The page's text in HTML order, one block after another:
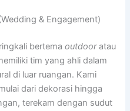
& Engagement)
bertema outdooratau
tim yang ahli dalam
di luar ruangan. Kami
dari dekorasi hingga
terekam dengan sudut